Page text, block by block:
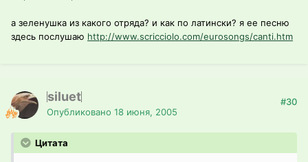
а зеленушка из какого отряда? и как по латински? я ее песню
здесь послушаю http://www.scricciolo.com/eurosongs/canti.htm
siluet
Опубликовано 18 июня, 2005
#30
Цитата